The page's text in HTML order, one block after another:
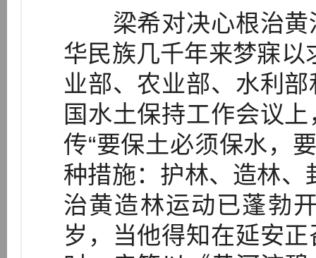
梁希对决心根治黄
华民族几千年来梦寐
业部、农业部、水利
国水土保持工作会议
传“要保土必须保水，
种措施：护林、造林、
治黄造林运动已蓬勃
岁，当他得知在延安